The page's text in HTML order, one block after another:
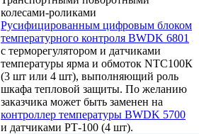
колесами-роликами
Русифицированным цифровым блоком
температурного контроля BWDK 6801
с терморегулятором и датчиками
температуры ярма и обмоток NTC100К
(3 шт или 4 шт), выполняющий роль
шкафа тепловой защиты. По желанию
заказчика может быть заменен на
контроллер температуры BWDK 5700
и датчиками РТ-100 (4 шт).